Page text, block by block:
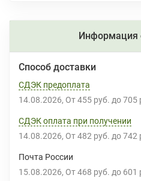
Информация
Способ доставки
СДЭК предоплата
14.08.2026 От 455 руб. до 705
СДЭК оплата при получении
14.08.2026 От 482 руб. до 742
Почта России
15.08.2026 От 468 руб. до 601